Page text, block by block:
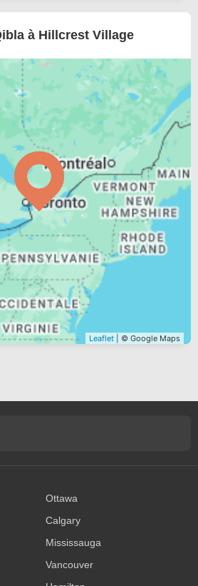
à Hillcrest Village
Leaflet | © Google Maps
Ottawa
Calgary
Mississauga
Vancouver